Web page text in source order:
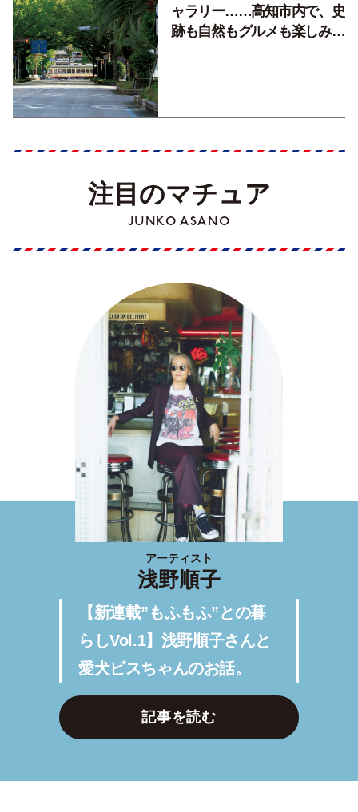
ャラリー……高知市内で、史
跡も自然もグルメも楽しみ尽
注目のマチュア
JUNKO ASANO
アーティスト
浅野順子
【新連載”もふもふ”との暮
らしVol.1】浅野順子さんと
愛犬ビスちゃんのお話。
記事を読む